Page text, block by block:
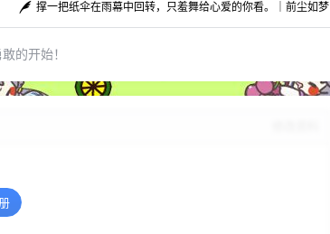
撑一把纸伞在雨幕中回转，只羞舞给心爱的你看。｜前尘如梦
的开始！